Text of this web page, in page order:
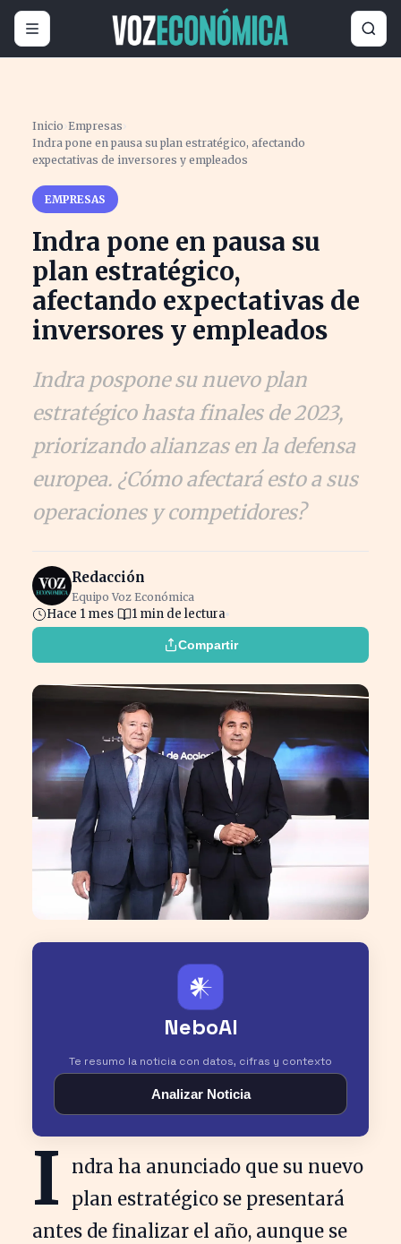
Inicio ›Empresas ›
Indra pone en pausa su plan estratégico, afectando
expectativas de inversores y empleados
EMPRESAS
Indra pone en pausa su
plan estratégico,
afectando expectativas de
inversores y empleados
Indra pospone su nuevo plan
estratégico hasta finales de 2023,
priorizando alianzas en la defensa
europea. ¿Cómo afectará esto a sus
operaciones y competidores?
Redacción
Equipo Voz Económica
Hace 1 mes 1 min de lectura
Compartir
𒀭
NeboAI
Te resumo la noticia con datos, cifras y contexto
Analizar Noticia
I
ndra ha anunciado que su nuevo
plan estratégico se presentará
antes de finalizar el año, aunque se